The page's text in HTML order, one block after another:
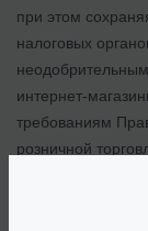
при этом
налоговых
интернет-
требованиям
розничной
кассовый
отдельную